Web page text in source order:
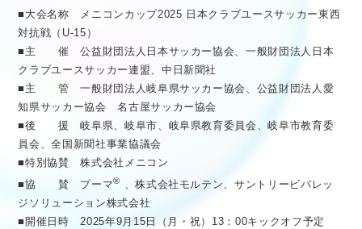
■大会名称 メニコンカップ2025 日本クラブユースサッカー東西
対抗戦（U-15）
■主 催 公益財団法人日本サッカー協会、一般財団法人日本
クラブユースサッカー連盟、中日新聞社
■主 管 一般財団法人岐阜県サッカー協会、公益財団法人愛
知県サッカー協会 名古屋サッカー協会
■後 援 岐阜県、岐阜市、岐阜県教育委員会、岐阜市教育委
員会、全国新聞社事業協議会
■特別協賛 株式会社メニコン
■協 賛 プーマ® 、株式会社モルテン、サントリービバレッ
ジソリューション株式会社
■開催日時 2025年9月15日（月・祝）13：00キックオフ予定